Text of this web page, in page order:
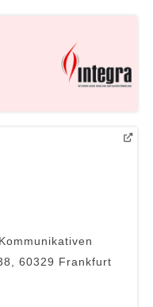
60329 Frankfurt